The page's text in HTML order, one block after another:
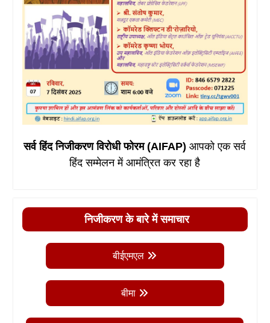
सर्व हिंद निजीकरण विरोधी फोरम (AIFAP)आपको एक सर्व
हिंद सम्मेलन में आमंत्रित कर रहा है
निजीकरण के बारे में समाचार
बीईएमएल
बीमा